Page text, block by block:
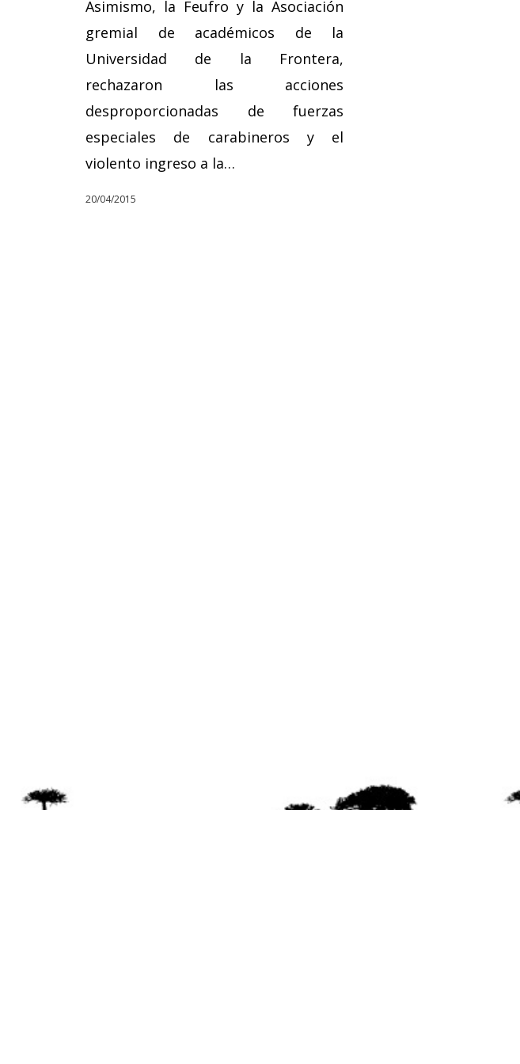
Asimismo, la Feufro y la Asociación
gremial de académicos de la
Universidad de la Frontera,
rechazaron las acciones
desproporcionadas de fuerzas
especiales de carabineros y el
violento ingreso a la…
20/04/2015